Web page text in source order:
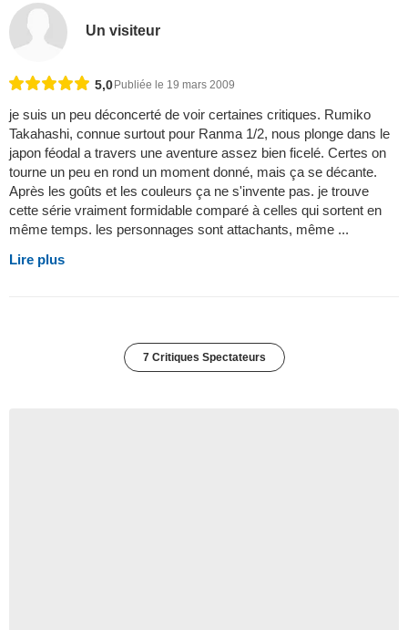
Un visiteur
5,0Publiée le 19 mars 2009
je suis un peu déconcerté de voir certaines critiques. Rumiko
Takahashi, connue surtout pour Ranma 1/2, nous plonge dans le
japon féodal a travers une aventure assez bien ficelé. Certes on
tourne un peu en rond un moment donné, mais ça se décante.
Après les goûts et les couleurs ça ne s'invente pas. je trouve
cette série vraiment formidable comparé à celles qui sortent en
même temps. les personnages sont attachants, même ...
Lire plus
7 Critiques Spectateurs